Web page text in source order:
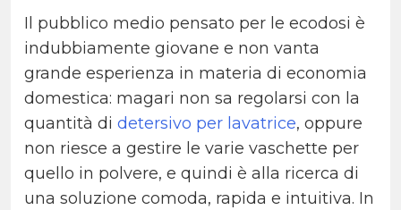
Il pubblico medio pensato per le ecodosi è
indubbiamente giovane e non vanta
grande esperienza in materia di economia
domestica: magari non sa regolarsi con la
quantità di detersivo per lavatrice, oppure
non riesce a gestire le varie vaschette per
quello in polvere, e quindi è alla ricerca di
una soluzione comoda, rapida e intuitiva. In